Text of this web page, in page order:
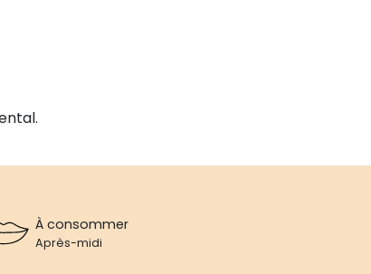
À consommer
Après-midi